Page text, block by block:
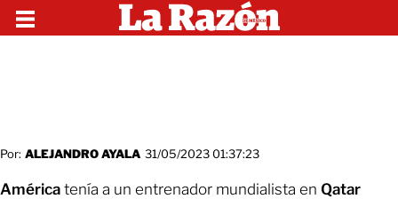
Por: ALEJANDRO AYALA 31/05/2023 01:37:23
América tenía a un entrenador mundialista en Qatar